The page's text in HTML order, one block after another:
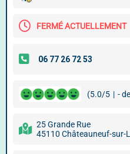
FERMÉ ACTUELLEMENT
(5.0/5 | -
25 Grande Rue
45110 Châteauneuf-sur-